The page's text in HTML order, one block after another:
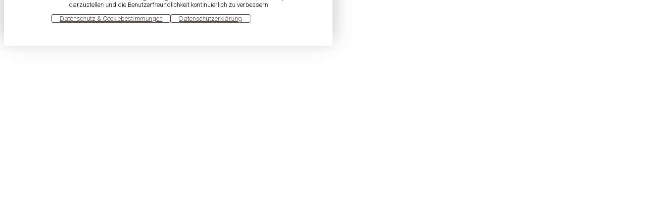
darzustellen und die Benutzerfreundlichkeit kontinuierlich zu verbessern
Datenschutz & Cookiebestimmungen Datenschutzerklärung